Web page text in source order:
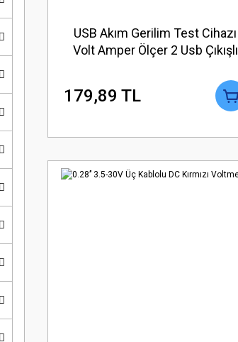
USB Akım Gerilim Test Cihazı
Volt Amper Ölçer 2 Usb Çıkışlı
179,89 TL